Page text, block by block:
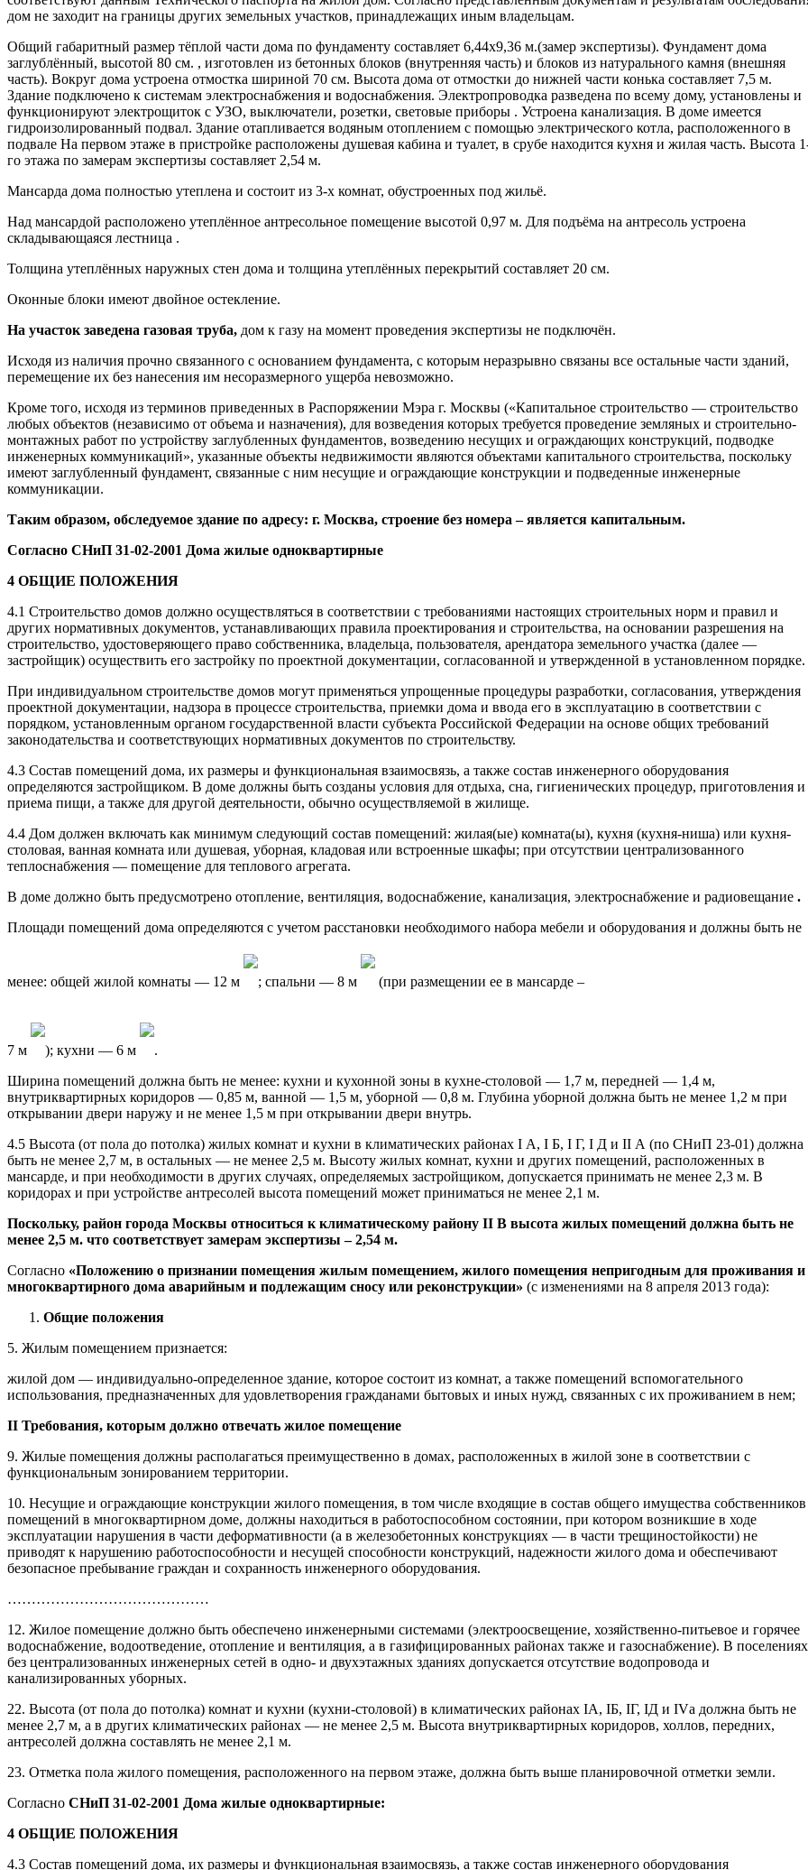
дом не заходит на границы других земельных участков, принадлежащих иным владельцам.
Общий габаритный размер тёплой части дома по фундаменту составляет 6,44х9,36 м.(замер экспертизы). Фундамент дома
заглублённый, высотой 80 см. , изготовлен из бетонных блоков (внутренняя часть) и блоков из натурального камня (внешняя
часть). Вокруг дома устроена отмостка шириной 70 см. Высота дома от отмостки до нижней части конька составляет 7,5 м.
Здание подключено к системам электроснабжения и водоснабжения. Электропроводка разведена по всему дому, установлены и
функционируют электрощиток с УЗО, выключатели, розетки, световые приборы . Устроена канализация. В доме имеется
гидроизолированный подвал. Здание отапливается водяным отоплением с помощью электрического котла, расположенного в
подвале На первом этаже в пристройке расположены душевая кабина и туалет, в срубе находится кухня и жилая часть. Высота
го этажа по замерам экспертизы составляет 2,54 м.
Мансарда дома полностью утеплена и состоит из 3-х комнат, обустроенных под жильё.
Над мансардой расположено утеплённое антресольное помещение высотой 0,97 м. Для подъёма на антресоль устроена
складывающаяся лестница .
Толщина утеплённых наружных стен дома и толщина утеплённых перекрытий составляет 20 см.
Оконные блоки имеют двойное остекление.
На участок заведена газовая труба, дом к газу на момент проведения экспертизы не подключён.
Исходя из наличия прочно связанного с основанием фундамента, с которым неразрывно связаны все остальные части зданий,
перемещение их без нанесения им несоразмерного ущерба невозможно.
Кроме того, исходя из терминов приведенных в Распоряжении Мэра г. Москвы («Капитальное строительство — строительство
любых объектов (независимо от объема и назначения), для возведения которых требуется проведение земляных и строительно-
монтажных работ по устройству заглубленных фундаментов, возведению несущих и ограждающих конструкций, подводке
инженерных коммуникаций», указанные объекты недвижимости являются объектами капитального строительства, поскольку
имеют заглубленный фундамент, связанные с ним несущие и ограждающие конструкции и подведенные инженерные
коммуникации.
Таким образом, обследуемое здание по адресу: г. Москва, строение без номера – является капитальным.
Согласно СНиП 31-02-2001 Дома жилые одноквартирные
4 ОБЩИЕ ПОЛОЖЕНИЯ
4.1 Строительство домов должно осуществляться в соответствии с требованиями настоящих строительных норм и правил и
других нормативных документов, устанавливающих правила проектирования и строительства, на основании разрешения на
строительство, удостоверяющего право собственника, владельца, пользователя, арендатора земельного участка (далее —
застройщик) осуществить его застройку по проектной документации, согласованной и утвержденной в установленном порядке.
При индивидуальном строительстве домов могут применяться упрощенные процедуры разработки, согласования, утверждения
проектной документации, надзора в процессе строительства, приемки дома и ввода его в эксплуатацию в соответствии с
порядком, установленным органом государственной власти субъекта Российской Федерации на основе общих требований
законодательства и соответствующих нормативных документов по строительству.
4.3 Состав помещений дома, их размеры и функциональная взаимосвязь, а также состав инженерного оборудования
определяются застройщиком. В доме должны быть созданы условия для отдыха, сна, гигиенических процедур, приготовления и
приема пищи, а также для другой деятельности, обычно осуществляемой в жилище.
4.4 Дом должен включать как минимум следующий состав помещений: жилая(ые) комната(ы), кухня (кухня-ниша) или кухня-
столовая, ванная комната или душевая, уборная, кладовая или встроенные шкафы; при отсутствии централизованного
теплоснабжения — помещение для теплового агрегата.
В доме должно быть предусмотрено отопление, вентиляция, водоснабжение, канализация, электроснабжение и радиовещание .
Площади помещений дома определяются с учетом расстановки необходимого набора мебели и оборудования и должны быть не
менее: общей жилой комнаты — 12 м ; спальни — 8 м (при размещении ее в мансарде –
7 м ); кухни — 6 м
.
Ширина помещений должна быть не менее: кухни и кухонной зоны в кухне-столовой — 1,7 м, передней — 1,4 м,
внутриквартирных коридоров — 0,85 м, ванной — 1,5 м, уборной — 0,8 м. Глубина уборной должна быть не менее 1,2 м при
открывании двери наружу и не менее 1,5 м при открывании двери внутрь.
4.5 Высота (от пола до потолка) жилых комнат и кухни в климатических районах I А, I Б, I Г, I Д и II А (по СНиП 23-01) должна
быть не менее 2,7 м, в остальных — не менее 2,5 м. Высоту жилых комнат, кухни и других помещений, расположенных в
мансарде, и при необходимости в других случаях, определяемых застройщиком, допускается принимать не менее 2,3 м. В
коридорах и при устройстве антресолей высота помещений может приниматься не менее 2,1 м.
Поскольку, район города Москвы относиться к климатическому району II В высота жилых помещений должна быть не
менее 2,5 м. что соответствует замерам экспертизы – 2,54 м.
Согласно «Положению о признании помещения жилым помещением, жилого помещения непригодным для проживания и
многоквартирного дома аварийным и подлежащим сносу или реконструкции» (с изменениями на 8 апреля 2013 года):
Общие положения
5. Жилым помещением признается:
жилой дом — индивидуально-определенное здание, которое состоит из комнат, а также помещений вспомогательного
использования, предназначенных для удовлетворения гражданами бытовых и иных нужд, связанных с их проживанием в нем;
II Требования, которым должно отвечать жилое помещение
9. Жилые помещения должны располагаться преимущественно в домах, расположенных в жилой зоне в соответствии с
функциональным зонированием территории.
10. Несущие и ограждающие конструкции жилого помещения, в том числе входящие в состав общего имущества собственников
помещений в многоквартирном доме, должны находиться в работоспособном состоянии, при котором возникшие в ходе
эксплуатации нарушения в части деформативности (а в железобетонных конструкциях — в части трещиностойкости) не
приводят к нарушению работоспособности и несущей способности конструкций, надежности жилого дома и обеспечивают
безопасное пребывание граждан и сохранность инженерного оборудования.
……………………………………
12. Жилое помещение должно быть обеспечено инженерными системами (электроосвещение, хозяйственно-питьевое и горячее
водоснабжение, водоотведение, отопление и вентиляция, а в газифицированных районах также и газоснабжение). В поселениях
без централизованных инженерных сетей в одно- и двухэтажных зданиях допускается отсутствие водопровода и
канализированных уборных.
22. Высота (от пола до потолка) комнат и кухни (кухни-столовой) в климатических районах IА, IБ, IГ, IД и IVа должна быть не
менее 2,7 м, а в других климатических районах — не менее 2,5 м. Высота внутриквартирных коридоров, холлов, передних,
антресолей должна составлять не менее 2,1 м.
23. Отметка пола жилого помещения, расположенного на первом этаже, должна быть выше планировочной отметки земли.
Согласно СНиП 31-02-2001 Дома жилые одноквартирные:
4 ОБЩИЕ ПОЛОЖЕНИЯ
4.3 Состав помещений дома, их размеры и функциональная взаимосвязь, а также состав инженерного оборудования